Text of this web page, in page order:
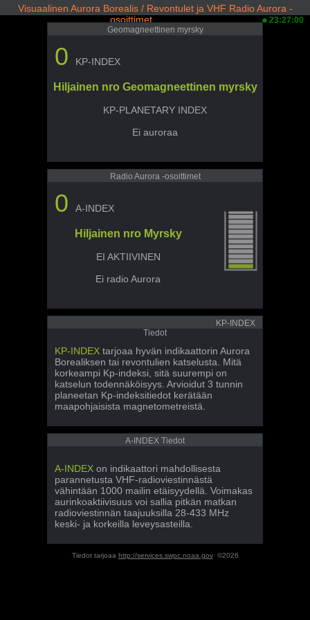
Visuaalinen Aurora Borealis / Revontulet ja VHF Radio Aurora -
osoittimet
23:27:00
Geomagneettinen myrsky
0 KP-INDEX
Hiljainen nro Geomagneettinen myrsky
KP-PLANETARY INDEX
Ei auroraa
Radio Aurora -osoittimet
0 A-INDEX
Hiljainen nro Myrsky
EI AKTIIVINEN
Ei radio Aurora
KP-INDEX
Tiedot
KP-INDEX tarjoaa hyvän indikaattorin Aurora
Borealiksen tai revontulien katselusta. Mitä
korkeampi Kp-indeksi, sitä suurempi on
katselun todennäköisyys. Arvioidut 3 tunnin
planeetan Kp-indeksitiedot kerätään
maapohjaisista magnetometreistä.
A-INDEX Tiedot
A-INDEX on indikaattori mahdollisesta
parannetusta VHF-radioviestinnästä
vähintään 1000 mailin etäisyydellä. Voimakas
aurinkoaktiivisuus voi sallia pitkän matkan
radioviestinnän taajuuksilla 28-433 MHz
keski- ja korkeilla leveysasteilla.
Tiedot tarjoaa http://services.swpc.noaa.gov©2026